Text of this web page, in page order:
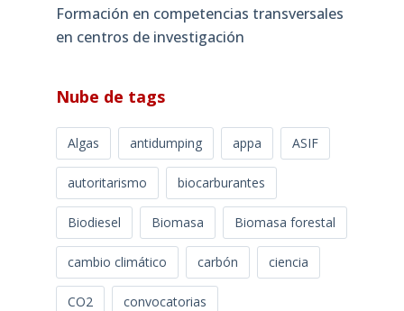
Formación en competencias transversales
en centros de investigación
Nube de tags
Algas antidumping appa ASIF
autoritarismo biocarburantes
Biodiesel Biomasa Biomasa forestal
cambio climático carbón ciencia
CO2 convocatorias